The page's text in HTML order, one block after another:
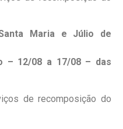
Maria e Júlio de
– 12/08 a 17/08 – das
de recomposição do